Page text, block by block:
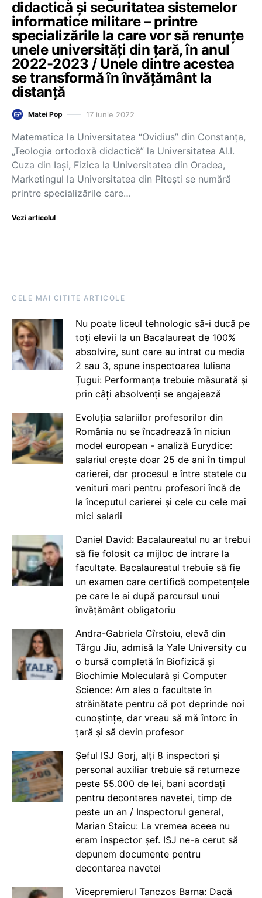
didactică și securitatea sistemelor
informatice militare – printre
specializările la care vor să renunțe
unele universități din țară, în anul
2022-2023 / Unele dintre acestea
se transformă în învățământ la
distanță
Matei Pop 17 iunie 2022
Matematica la Universitatea “Ovidius” din Constanța,
„Teologia ortodoxă didactică” la Universitatea Al.I.
Cuza din Iași, Fizica la Universitatea din Oradea,
Marketingul la Universitatea din Pitești se numără
printre specializările care…
Vezi articolul
CELE MAI CITITE ARTICOLE
Nu poate liceul tehnologic să-i ducă pe
toți elevii la un Bacalaureat de 100%
absolvire, sunt care au intrat cu media
2 sau 3, spune inspectoarea Iuliana
Țugui: Performanța trebuie măsurată și
prin câți absolvenți se angajează
Evoluția salariilor profesorilor din
România nu se încadrează în niciun
model european - analiză Eurydice:
salariul crește doar 25 de ani în timpul
carierei, dar procesul e între statele cu
venituri mari pentru profesori încă de
la începutul carierei și cele cu cele mai
mici salarii
Daniel David: Bacalaureatul nu ar trebui
să fie folosit ca mijloc de intrare la
facultate. Bacalaureatul trebuie să fie
un examen care certifică competențele
pe care le ai după parcursul unui
învățământ obligatoriu
Andra-Gabriela Cîrstoiu, elevă din
Târgu Jiu, admisă la Yale University cu
o bursă completă în Biofizică și
Biochimie Moleculară și Computer
Science: Am ales o facultate în
străinătate pentru că pot deprinde noi
cunoștințe, dar vreau să mă întorc în
țară și să devin profesor
Șeful ISJ Gorj, alți 8 inspectori și
personal auxiliar trebuie să returneze
peste 55.000 de lei, bani acordați
pentru decontarea navetei, timp de
peste un an / Inspectorul general,
Marian Staicu: La vremea aceea nu
eram inspector șef. ISJ ne-a cerut să
depunem documente pentru
decontarea navetei
Vicepremierul Tanczos Barna: Dacă